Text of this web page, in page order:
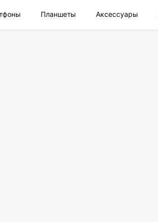
Планшеты Аксессуары